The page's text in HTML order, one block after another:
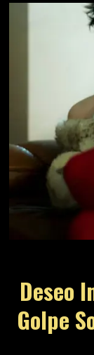
Deseo
Golpe